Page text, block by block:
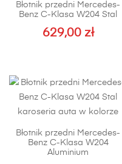
można
na
Błotnik przedni Mercedes-
Benz C-Klasa W204 Stal
629,00 zł
ma
wiele
wariantów.
można
wybrać
Błotnik przedni Mercedes-
Benz C-Klasa W204
Aluminium